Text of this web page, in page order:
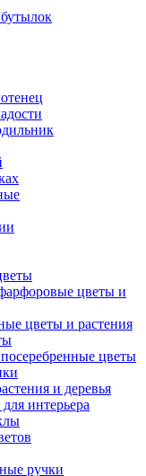
цветы и
цветы и растения
цветы
и деревья
интерьера
ручки